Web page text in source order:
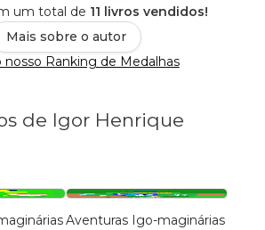
um total de 11 livros vendidos!
Mais sobre o autor
nosso Ranking de Medalhas
de Igor Henrique
Aventuras Igo-maginárias